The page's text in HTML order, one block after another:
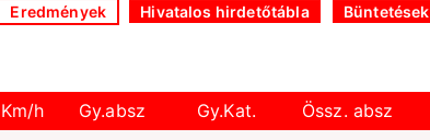
Eredmények Hivatalos hirdetőtábla Büntetések
Km/h Gy.absz Gy.Kat. Össz. absz